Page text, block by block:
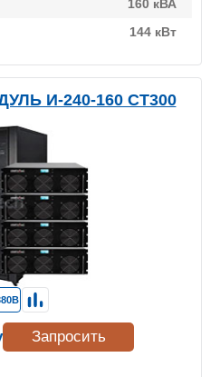
160 кВА
144 кВт
И-240-160 СТ300
Запросить